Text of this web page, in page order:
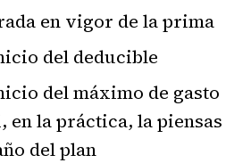
en vigor de la prima
del deducible
del máximo de gasto
en la práctica, la piensas
del plan